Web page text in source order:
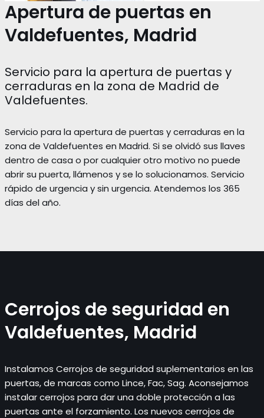
Apertura de puertas en
Valdefuentes, Madrid
Servicio para la apertura de puertas y
cerraduras en la zona de Madrid de
Valdefuentes.
Servicio para la apertura de puertas y cerraduras en la
zona de Valdefuentes en Madrid. Si se olvidó sus llaves
dentro de casa o por cualquier otro motivo no puede
abrir su puerta, llámenos y se lo solucionamos. Servicio
rápido de urgencia y sin urgencia. Atendemos los 365
días del año.
Cerrojos de seguridad en
Valdefuentes, Madrid
Instalamos Cerrojos de seguridad suplementarios en las
puertas, de marcas como Lince, Fac, Sag. Aconsejamos
instalar cerrojos para dar una doble protección a las
puertas ante el forzamiento. Los nuevos cerrojos de